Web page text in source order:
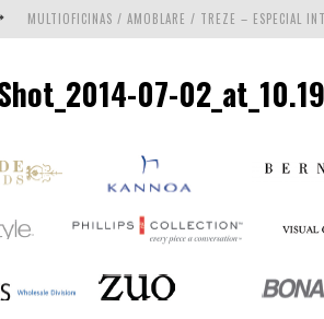
MULTIOFICINAS / AMOBLARE / TREZE – ESPECIAL
COLINEAL – ESPECIAL INTERIORISMO &
ADRIANA HOYOS DESIGN STUDIO – ESPECIAL
07-